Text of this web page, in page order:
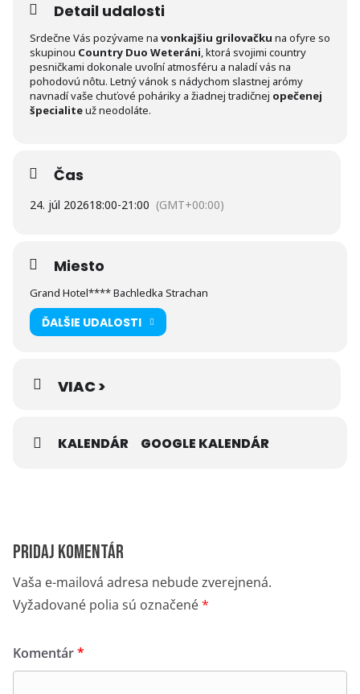
Detail udalosti
Srdečne Vás pozývame na vonkajšiu grilovačku na ofyre so
skupinou Country Duo Weteráni, ktorá svojimi country
pesničkami dokonale uvoľní atmosféru a naladí vás na
pohodovú nôtu. Letný vánok s nádychom slastnej arómy
navnadí vaše chuťové poháriky a žiadnej tradičnej opečenej
špecialiteuž neodoláte.
Čas
24. júl 202618:00-21:00 (GMT+00:00)
Miesto
Grand Hotel**** Bachledka Strachan
ĎALŠIE UDALOSTI
VIAC >
KALENDÁR GOOGLE KALENDÁR
Pridaj komentár
Vaša e-mailová adresa nebude zverejnená.
Vyžadované polia sú označené*
Komentár*